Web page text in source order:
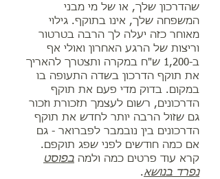
שהדרכון שלך, או של מי מבני
המשפחה שלך, אינו בתוקף. גילוי
מאוחר כזה יעלה לך הרבה בטרטור
וריצות של הרגע האחרון ואולי אף
ב-1,200 ש"ח במקרה ותצטרך להאריך
את תוקף הדרכון בשדה התעופה בו
במקום. בדוק מדי פעם את תוקף
הדרכונים, רשום לעצמך תזכורת וזכור
גם שזול הרבה יותר לחדש את תוקף
הדרכונים בין נובמבר לפברואר - גם
אם כמה חודשים לפני שפג תוקפם.
קרא עוד פרטים כמה ולמה בפוסט
נפרד בנושא.